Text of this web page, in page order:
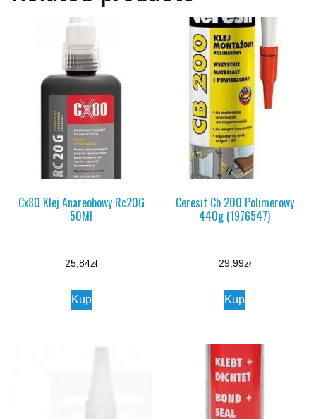
Cx80 Klej Anareobowy Rc20G
50Ml
25,84zł
Kup
Ceresit Cb 200 Polimerowy
440g (1976547)
29,99zł
Kup